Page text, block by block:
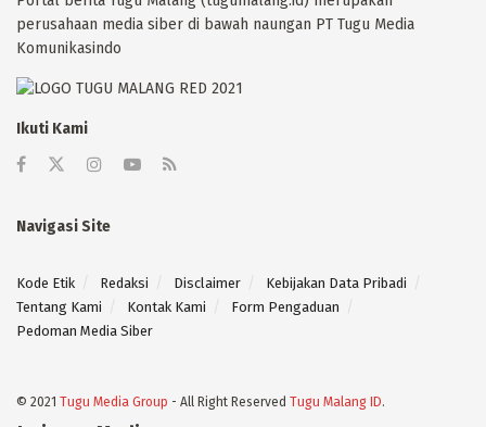
perusahaan media siber di bawah naungan PT Tugu Media
Komunikasindo
Ikuti Kami
Navigasi Site
Kode Etik Redaksi Disclaimer
Kebijakan Data Pribadi
Tentang Kami
Kontak Kami
Form Pengaduan
Pedoman Media Siber
© 2021 Tugu Media Group - All Right Reserved Tugu Malang ID.